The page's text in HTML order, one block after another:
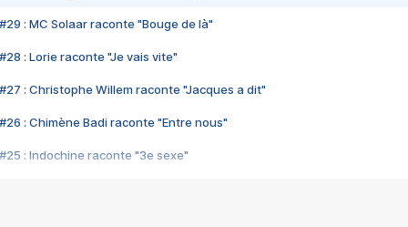
#29 : MC Solaar raconte "Bouge de là"
#28 : Lorie raconte "Je vais vite"
#27 : Christophe Willem raconte "Jacques a dit"
#26 : Chimène Badi raconte "Entre nous"
#25 : Indochine raconte "3e sexe"